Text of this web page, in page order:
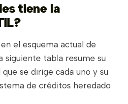
tiene la
el esquema actual de
siguiente tabla resume su
se dirige cada uno y su
de créditos heredado